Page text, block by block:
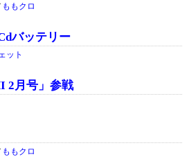
ももクロ
バッテリー
ット
2月号」参戦
ももクロ